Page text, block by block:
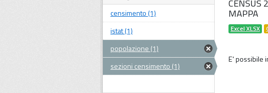
CENSUS
MAPPA
Excel XLSX
E' possibile
censimento (1)
istat (1)
popolazione (1)
sezioni censimento (1)